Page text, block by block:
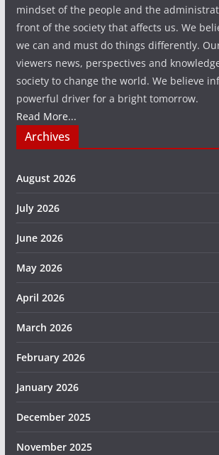
mindset of the people and the
front of the society that affects us. We
we can and must do things differently.
viewers news, perspectives and
society to change the world. We believe
powerful driver for a bright tomorrow.
Read More...
Archives
August 2026
July 2026
June 2026
May 2026
April 2026
March 2026
February 2026
January 2026
December 2025
November 2025